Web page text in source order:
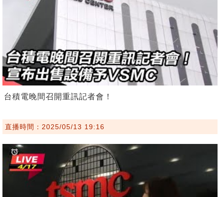
台積電晚間召開重訊記者會！
直播時間：2025/05/13 19:16